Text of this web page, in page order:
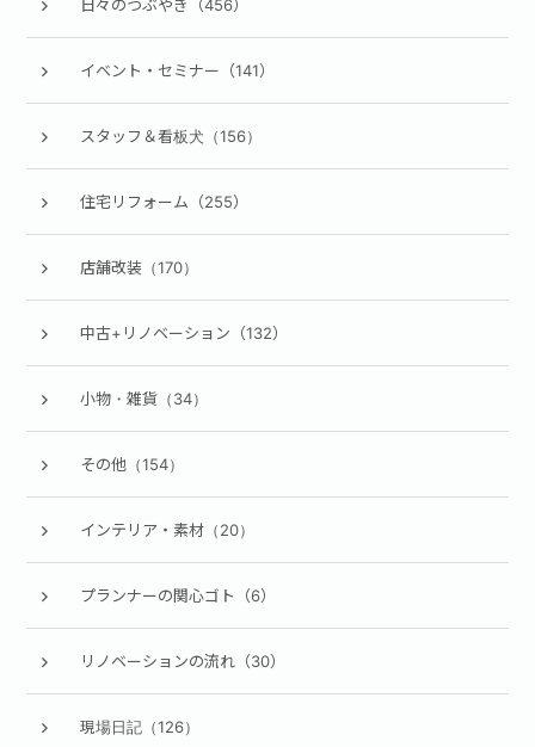
日々のつぶやき（456）
イベント・セミナー（141）
スタッフ＆看板犬（156）
住宅リフォーム（255）
店舗改装（170）
中古+リノベーション（132）
小物・雑貨（34）
その他（154）
インテリア・素材（20）
プランナーの関心ゴト（6）
リノベーションの流れ（30）
現場日記（126）